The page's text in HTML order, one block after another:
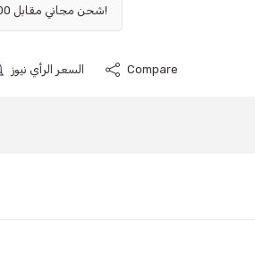
شحن مجاني مقابل 1000 ليرة تركية وما فوق!
السعر الرأي نيوز Compare